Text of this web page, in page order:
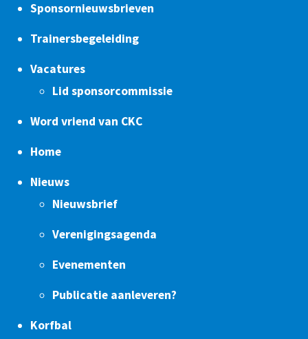
Sponsornieuwsbrieven
Trainersbegeleiding
Vacatures
Lid sponsorcommissie
Word vriend van CKC
Home
Nieuws
Nieuwsbrief
Verenigingsagenda
Evenementen
Publicatie aanleveren?
Korfbal